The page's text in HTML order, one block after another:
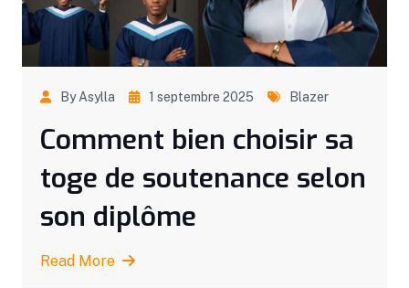
By Asylla 1 septembre 2025 Blazer
Comment bien choisir sa
toge de soutenance selon
son diplôme
Read More